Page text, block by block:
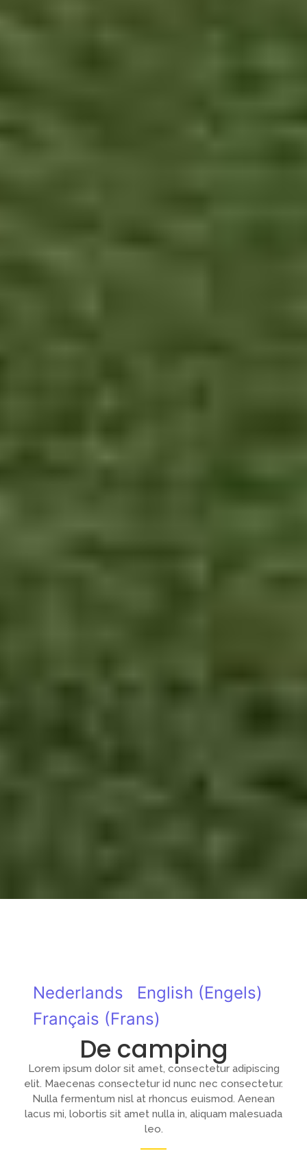
Nederlands English (Engels)
Français (Frans)
De camping
Lorem ipsum dolor sit amet, consectetur adipiscing
elit. Maecenas consectetur id nunc nec consectetur.
Nulla fermentum nisl at rhoncus euismod. Aenean
lacus mi, lobortis sit amet nulla in, aliquam malesuada
leo.